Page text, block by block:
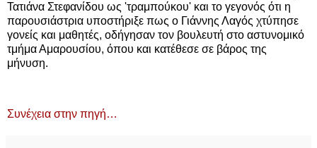
Τατιάνα Στεφανίδου ως 'τραμπούκου' και το γεγονός ότι η
παρουσιάστρια υποστήριξε πως ο Γιάννης Λαγός χτύπησε
γονείς και μαθητές, οδήγησαν τον βουλευτή στο αστυνομικό
τμήμα Αμαρουσίου, όπου και κατέθεσε σε βάρος της
μήνυση.
Συνέχεια στην πηγή…